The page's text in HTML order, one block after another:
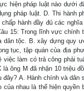
hiện pháp luật nào dưới
pháp luật. D. Thi hành
chấp hành đầy đủ các
15: Trong lĩnh vực
dân tộc. B. xây dựng quy
tục, tập quán của địa
việc làm có trả công phải
là ông M đã nhận 10 triệu
đây? A. Hành chính và
của nhau là thể hiện